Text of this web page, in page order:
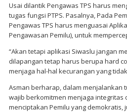
Usai dilantik Pengawas TPS harus
tugas fungsi PTPS. Pasalnya, Pada
Pengawas TPS harus menguasai
Pengawasan Pemilu), untuk
“Akan tetapi aplikasi Siwaslu jangan
dilapangan tetap harus berupa hard
menjaga hal-hal kecurangan yang
Asman berharap, dalam menjalankan
wajib berkomitmen menjaga integritas
menciptakan Pemilu yang demokratis,